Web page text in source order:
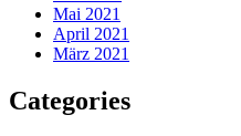
Mai 2021
April 2021
März 2021
Categories